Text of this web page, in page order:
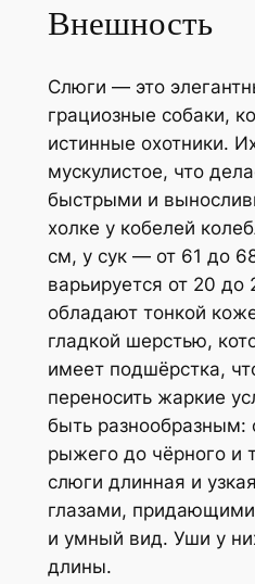
Внешность
Слюги — это
грациозные собаки,
истинные охотники.
мускулистое, что
быстрыми и
холке у кобелей
см, у сук — от 61 до
варьируется от 20 до
обладают тонкой
гладкой шерстью,
имеет подшёрстка,
переносить жаркие
быть разнообразным:
рыжего до чёрного и
слюги длинная и
глазами,
и умный вид. Уши у
длины.